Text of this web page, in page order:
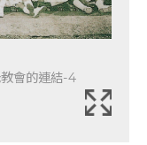
會的連結-4